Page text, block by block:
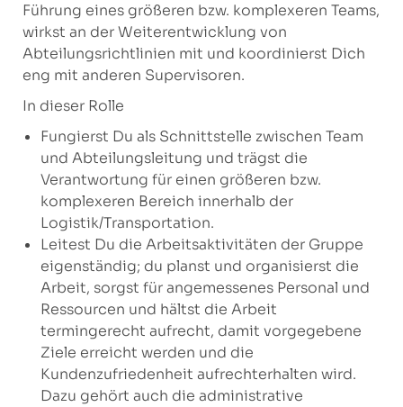
Führung eines größeren bzw. komplexeren Teams,
wirkst an der Weiterentwicklung von
Abteilungsrichtlinien mit und koordinierst Dich
eng mit anderen Supervisoren.
In dieser Rolle
Fungierst Du als Schnittstelle zwischen Team
und Abteilungsleitung und trägst die
Verantwortung für einen größeren bzw.
komplexeren Bereich innerhalb der
Logistik/Transportation.
Leitest Du die Arbeitsaktivitäten der Gruppe
eigenständig; du planst und organisierst die
Arbeit, sorgst für angemessenes Personal und
Ressourcen und hältst die Arbeit
termingerecht aufrecht, damit vorgegebene
Ziele erreicht werden und die
Kundenzufriedenheit aufrechterhalten wird.
Dazu gehört auch die administrative